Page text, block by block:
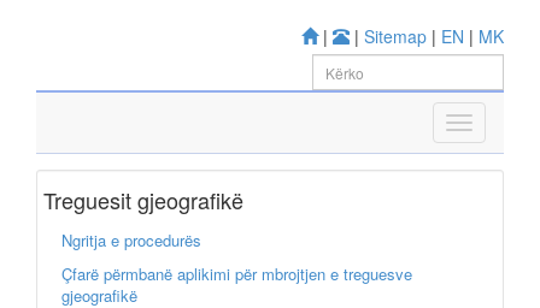
| | Sitemap | EN | MK
Treguesit gjeografikë
Ngritja e procedurës
Çfarë përmbanë aplikimi për mbrojtjen e treguesve
gjeografikë